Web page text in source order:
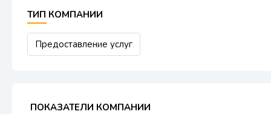
ТИП КОМПАНИИ
Предоставление услуг
ПОКАЗАТЕЛИ КОМПАНИИ